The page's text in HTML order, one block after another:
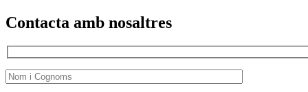
Contacta amb nosaltres